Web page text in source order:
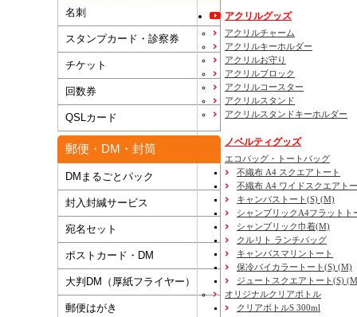
名刺
スタンプカード・診察券
チケット
回数券
QSLカード
郵便・DM・封筒
DMまるごとパック
封入封緘サービス
宛名セット
ポストカード・DM
大判DM（厚紙フライヤー）
郵便はがき
アクリルグッズ
アクリルチャーム
アクリルキーホルダー
アクリルお守り
アクリルブロック
アクリルコースター
アクリルスタンド
アクリルスタンドキーホルダー
ノベルティグッズ
エコバッグ・トートバッグ
不織布 A4 スクエアトート
不織布 A4 ワイドスクエアト
キャンバストート(S) (M)
シャンブリックA4フラットト
シャンブリック巾着(M)
クルリト ランチバッグ
キャンバスマリントート
保冷バイカラートート(S) (M)
ジュートスクエアトート(S)
オリジナルクリアボトル
クリアボトルS 300ml